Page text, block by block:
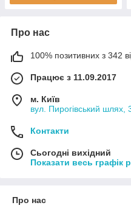
Про нас
100% позитивних з 342
Працює з 11.09.2017
м. Київ
вул. Пирогівський шлях,
Контакти
Сьогодні вихідний
Показати весь графік
Про нас